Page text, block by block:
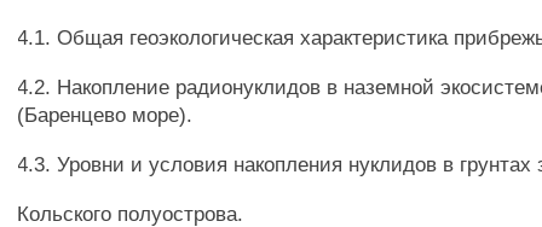
4.1. Общая геоэкологическая характеристика
4.2. Накопление радионуклидов в наземной
(Баренцево море).
4.3. Уровни и условия накопления нуклидов в грунтах
Кольского полуострова.